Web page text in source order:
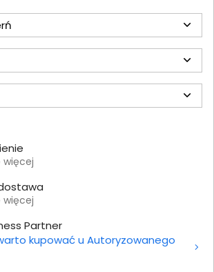
więcej
więcej
Partner
kupować u Autoryzowanego